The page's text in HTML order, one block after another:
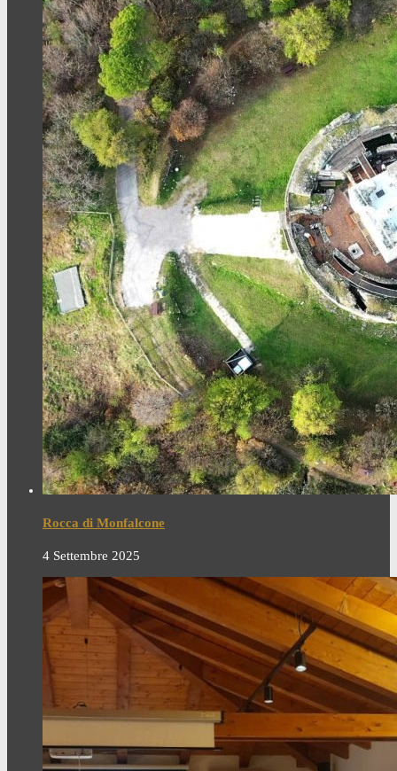
Rocca di Monfalcone
4 Settembre 2025